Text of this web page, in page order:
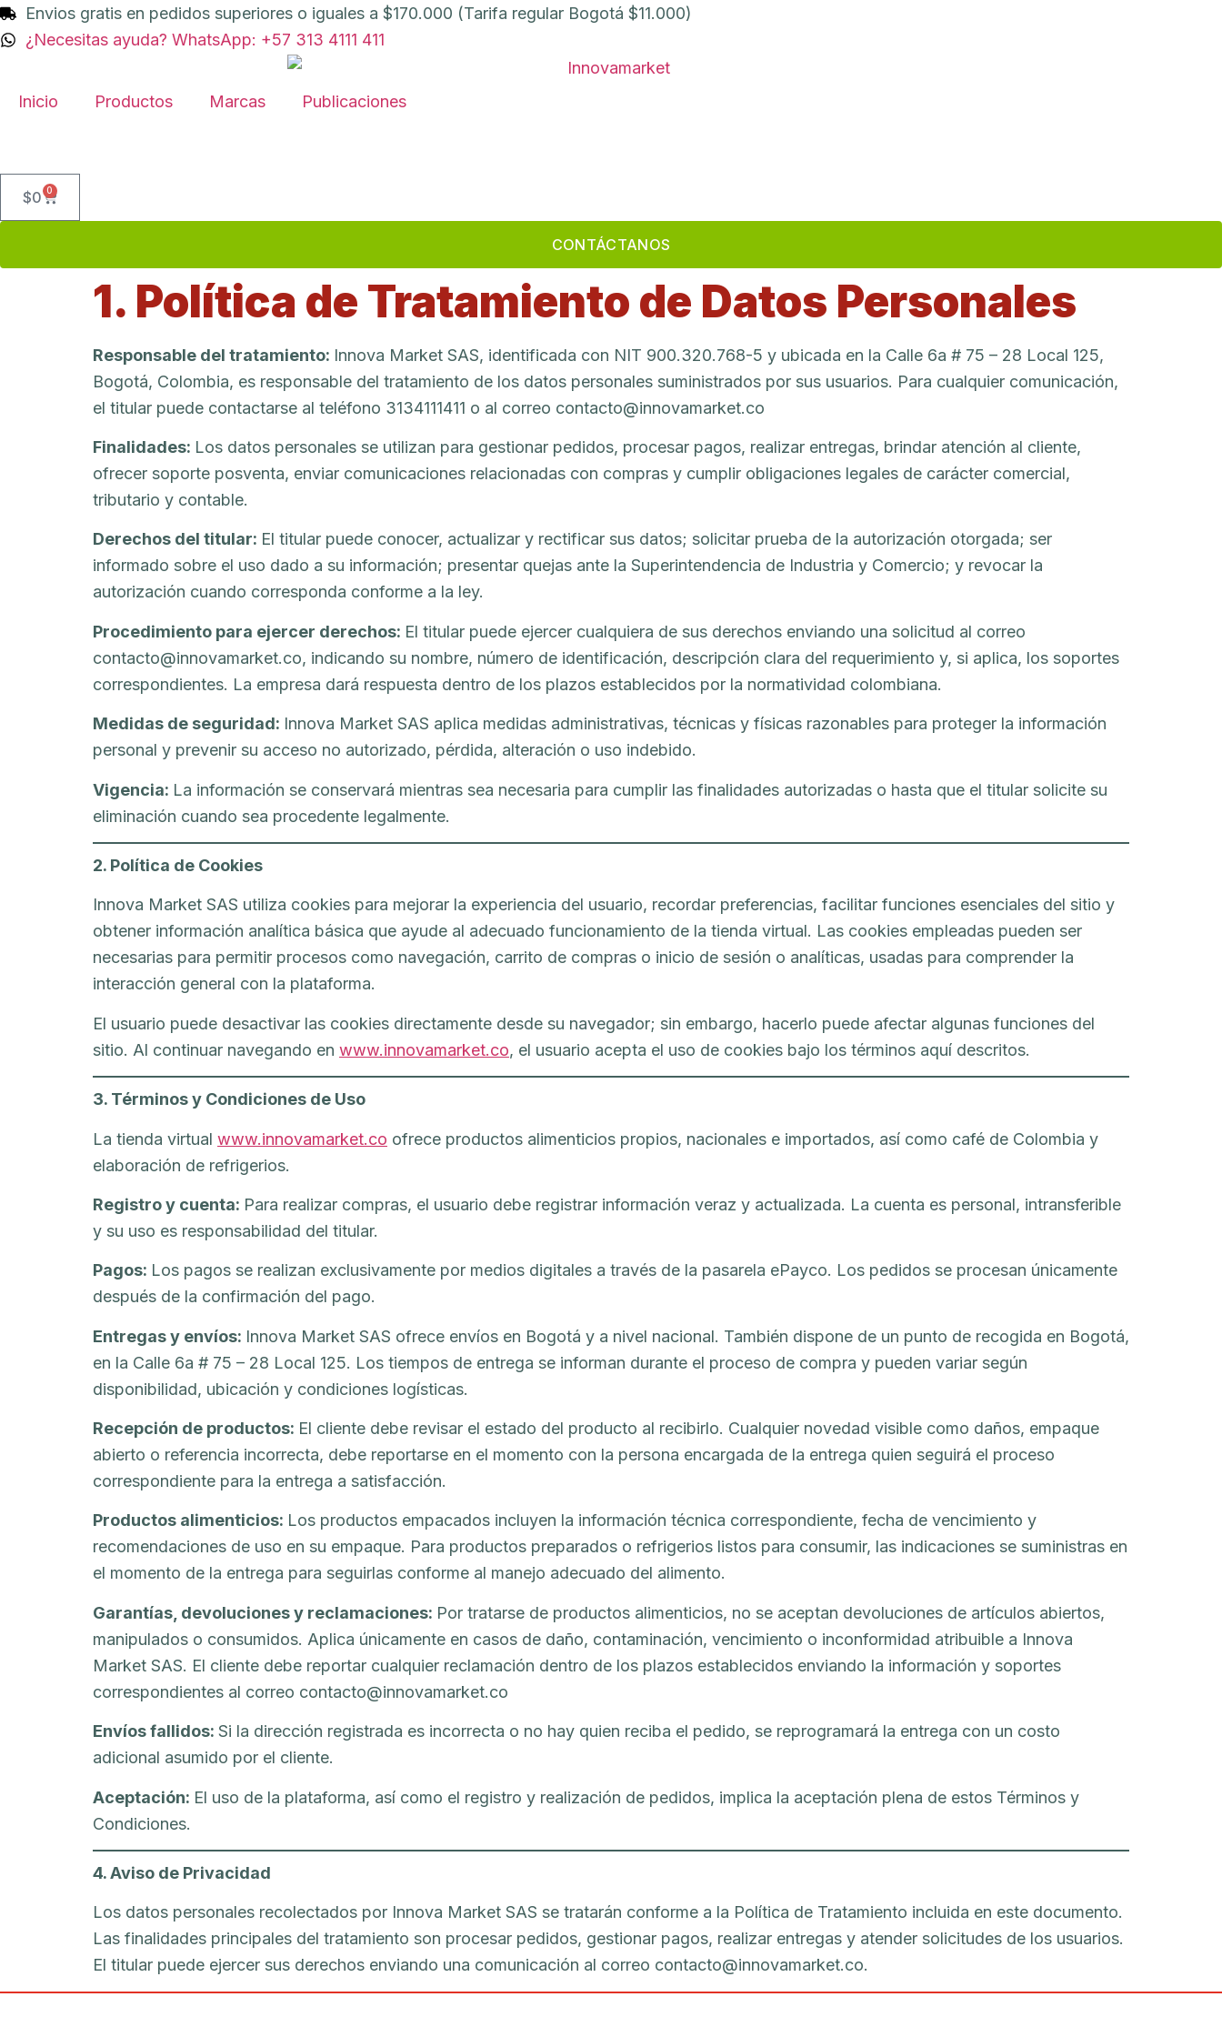
Envios gratis en pedidos superiores o iguales a $170.000 (Tarifa regular Bogotá $11.000)
¿Necesitas ayuda? WhatsApp: +57 313 4111 411
Inicio Productos Marcas Publicaciones
$0 0
CONTÁCTANOS
1. Política de Tratamiento de Datos Personales
Responsable del tratamiento: Innova Market SAS, identificada con NIT 900.320.768-5 y ubicada en la Calle 6a # 75 – 28 Local 125,
Bogotá, Colombia, es responsable del tratamiento de los datos personales suministrados por sus usuarios. Para cualquier comunicación,
el titular puede contactarse al teléfono 3134111411 o al correo contacto@innovamarket.co
Finalidades: Los datos personales se utilizan para gestionar pedidos, procesar pagos, realizar entregas, brindar atención al cliente,
ofrecer soporte posventa, enviar comunicaciones relacionadas con compras y cumplir obligaciones legales de carácter comercial,
tributario y contable.
Derechos del titular: El titular puede conocer, actualizar y rectificar sus datos; solicitar prueba de la autorización otorgada; ser
informado sobre el uso dado a su información; presentar quejas ante la Superintendencia de Industria y Comercio; y revocar la
autorización cuando corresponda conforme a la ley.
Procedimiento para ejercer derechos: El titular puede ejercer cualquiera de sus derechos enviando una solicitud al correo
contacto@innovamarket.co, indicando su nombre, número de identificación, descripción clara del requerimiento y, si aplica, los soportes
correspondientes. La empresa dará respuesta dentro de los plazos establecidos por la normatividad colombiana.
Medidas de seguridad: Innova Market SAS aplica medidas administrativas, técnicas y físicas razonables para proteger la información
personal y prevenir su acceso no autorizado, pérdida, alteración o uso indebido.
Vigencia: La información se conservará mientras sea necesaria para cumplir las finalidades autorizadas o hasta que el titular solicite su
eliminación cuando sea procedente legalmente.
2. Política de Cookies
Innova Market SAS utiliza cookies para mejorar la experiencia del usuario, recordar preferencias, facilitar funciones esenciales del sitio y
obtener información analítica básica que ayude al adecuado funcionamiento de la tienda virtual. Las cookies empleadas pueden ser
necesarias para permitir procesos como navegación, carrito de compras o inicio de sesión o analíticas, usadas para comprender la
interacción general con la plataforma.
El usuario puede desactivar las cookies directamente desde su navegador; sin embargo, hacerlo puede afectar algunas funciones del
sitio. Al continuar navegando en www.innovamarket.co, el usuario acepta el uso de cookies bajo los términos aquí descritos.
3. Términos y Condiciones de Uso
La tienda virtual www.innovamarket.co ofrece productos alimenticios propios, nacionales e importados, así como café de Colombia y
elaboración de refrigerios.
Registro y cuenta: Para realizar compras, el usuario debe registrar información veraz y actualizada. La cuenta es personal, intransferible
y su uso es responsabilidad del titular.
Pagos: Los pagos se realizan exclusivamente por medios digitales a través de la pasarela ePayco. Los pedidos se procesan únicamente
después de la confirmación del pago.
Entregas y envíos: Innova Market SAS ofrece envíos en Bogotá y a nivel nacional. También dispone de un punto de recogida en Bogotá,
en la Calle 6a # 75 – 28 Local 125. Los tiempos de entrega se informan durante el proceso de compra y pueden variar según
disponibilidad, ubicación y condiciones logísticas.
Recepción de productos: El cliente debe revisar el estado del producto al recibirlo. Cualquier novedad visible como daños, empaque
abierto o referencia incorrecta, debe reportarse en el momento con la persona encargada de la entrega quien seguirá el proceso
correspondiente para la entrega a satisfacción.
Productos alimenticios: Los productos empacados incluyen la información técnica correspondiente, fecha de vencimiento y
recomendaciones de uso en su empaque. Para productos preparados o refrigerios listos para consumir, las indicaciones se suministras en
el momento de la entrega para seguirlas conforme al manejo adecuado del alimento.
Garantías, devoluciones y reclamaciones: Por tratarse de productos alimenticios, no se aceptan devoluciones de artículos abiertos,
manipulados o consumidos. Aplica únicamente en casos de daño, contaminación, vencimiento o inconformidad atribuible a Innova
Market SAS. El cliente debe reportar cualquier reclamación dentro de los plazos establecidos enviando la información y soportes
correspondientes al correo contacto@innovamarket.co
Envíos fallidos: Si la dirección registrada es incorrecta o no hay quien reciba el pedido, se reprogramará la entrega con un costo
adicional asumido por el cliente.
Aceptación: El uso de la plataforma, así como el registro y realización de pedidos, implica la aceptación plena de estos Términos y
Condiciones.
4. Aviso de Privacidad
Los datos personales recolectados por Innova Market SAS se tratarán conforme a la Política de Tratamiento incluida en este documento.
Las finalidades principales del tratamiento son procesar pedidos, gestionar pagos, realizar entregas y atender solicitudes de los usuarios.
El titular puede ejercer sus derechos enviando una comunicación al correo contacto@innovamarket.co.